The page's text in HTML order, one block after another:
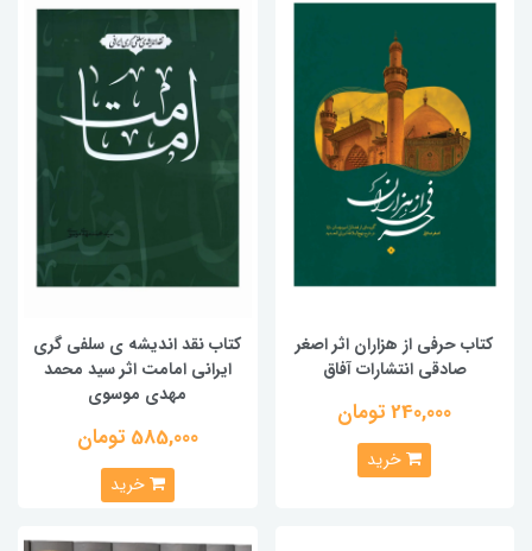
کتاب حرفی از هزاران اثر اصغر
صادقی انتشارات آفاق
240,000 تومان
خرید
کتاب نقد اندیشه ی سلفی گری
ایرانی امامت اثر سید محمد
مهدی موسوی
585,000 تومان
خرید